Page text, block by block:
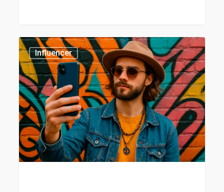
Tendencias
en
influencer
Influencer 435